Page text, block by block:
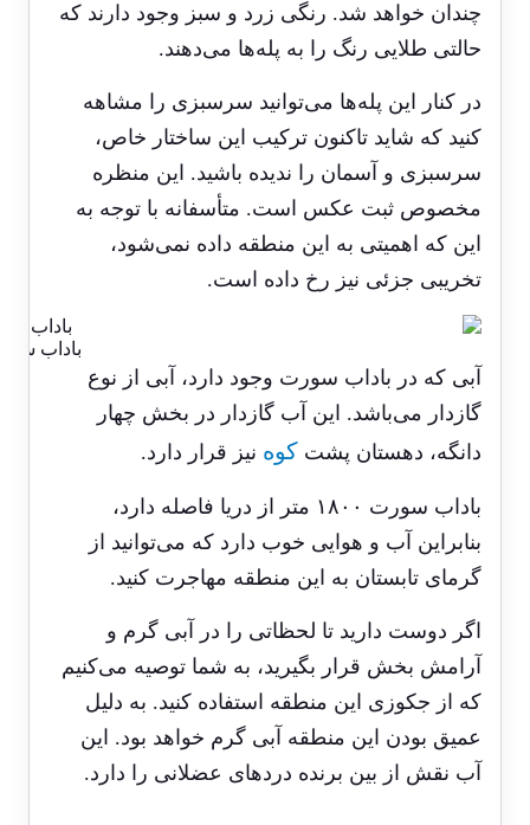
چندان خواهد شد. رنگی زرد و سبز وجود دارند که
حالتی طلایی رنگ را به پله‌ها می‌دهند.
در کنار این پله‌ها می‌توانید سرسبزی را مشاهه
کنید که شاید تاکنون ترکیب این ساختار خاص،
سرسبزی و آسمان را ندیده باشید. این منظره
مخصوص ثبت عکس است. متأسفانه با توجه به
این که اهمیتی به این منطقه داده نمی‌شود،
تخریبی جزئی نیز رخ داده است.
باداب
آبی که در باداب سورت وجود دارد، آبی از نوع
گازدار می‌باشد. این آب گازدار در بخش چهار
دانگه، دهستان پشت کوه نیز قرار دارد.
باداب سورت ۱۸۰۰ متر از دریا فاصله دارد،
بنابراین آب و هوایی خوب دارد که می‌توانید از
گرمای تابستان به این منطقه مهاجرت کنید.
اگر دوست دارید تا لحظاتی را در آبی گرم و
آرامش بخش قرار بگیرید، به شما توصیه می‌کنیم
که از جکوزی این منطقه استفاده کنید. به دلیل
عمیق بودن این منطقه آبی گرم خواهد بود. این
آب نقش از بین برنده دردهای عضلانی را دارد.